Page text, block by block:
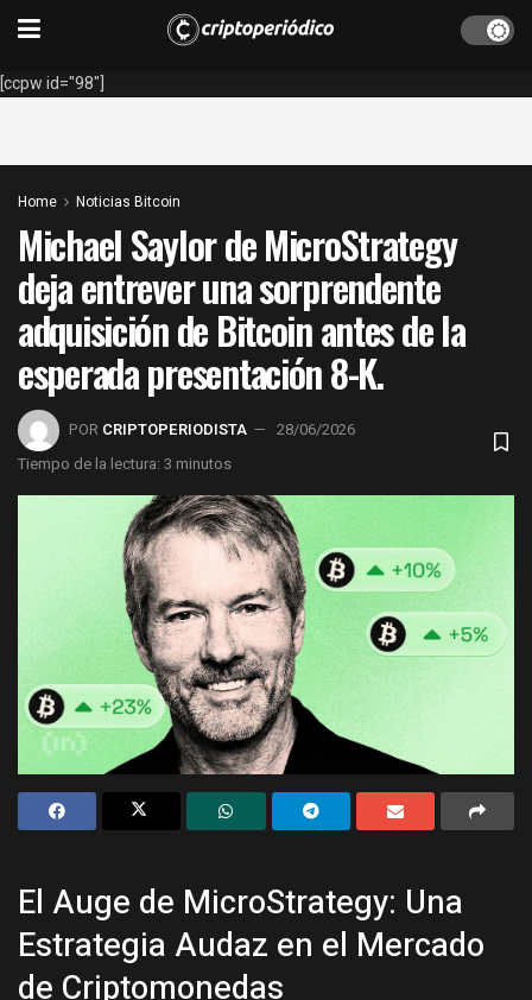
[ccpw id="98"]
Home Noticias Bitcoin
Michael Saylor de MicroStrategy
deja entrever una sorprendente
adquisición de Bitcoin antes de la
esperada presentación 8-K.
POR CRIPTOPERIODISTA
28/06/2026
Tiempo de la lectura: 3 minutos
El Auge de MicroStrategy: Una
Estrategia Audaz en el Mercado
de Criptomonedas